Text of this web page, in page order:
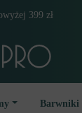
399 zł
Barwniki